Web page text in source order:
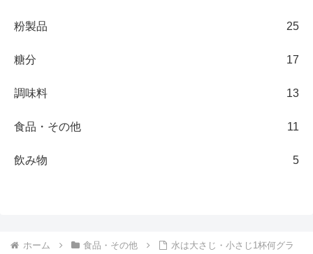
粉製品 25
糖分 17
調味料 13
食品・その他 11
飲み物 5
ホーム 食品・その他 水は大さじ・小さじ1杯何グラ